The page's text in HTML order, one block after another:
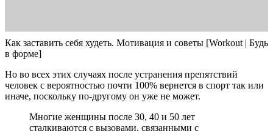
Как заставить себя худеть. Мотивация и советы [Workout | Будь
в форме]
Но во всех этих случаях после устранения препятствий
человек с вероятностью почти 100% вернется в спорт так или
иначе, поскольку по-другому он уже не может.
Многие женщины после 30, 40 и 50 лет
сталкиваются с вызовами, связанными с